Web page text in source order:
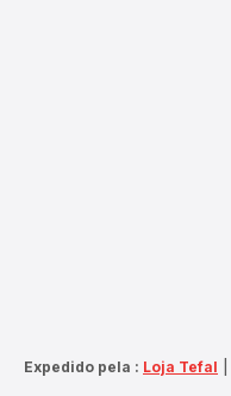
Expedido pela : Loja Tefal